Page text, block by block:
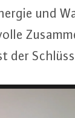
und
der